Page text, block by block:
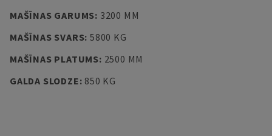
MAŠĪNAS GARUMS: 3200 MM
MAŠĪNAS SVARS: 5800 KG
MAŠĪNAS PLATUMS: 2500 MM
GALDA SLODZE: 850 KG